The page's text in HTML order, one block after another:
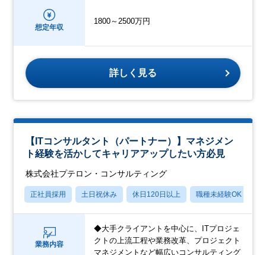
想定年収
1800～2500万円
詳しく見る
【ITコンサルタント（パートナー）】マネジメン
ト経験を活かしてキャリアアップしたい方必見
株式会社プテロン・コンサルティング
正社員採用 土日祝休み 休日120日以上 職種未経験OK
業務内容
◆大手クライアントを中心に、ITプロジェ
クトの上流工程や業務改革、プロジェクト
マネジメントなど幅広いコンサルティング